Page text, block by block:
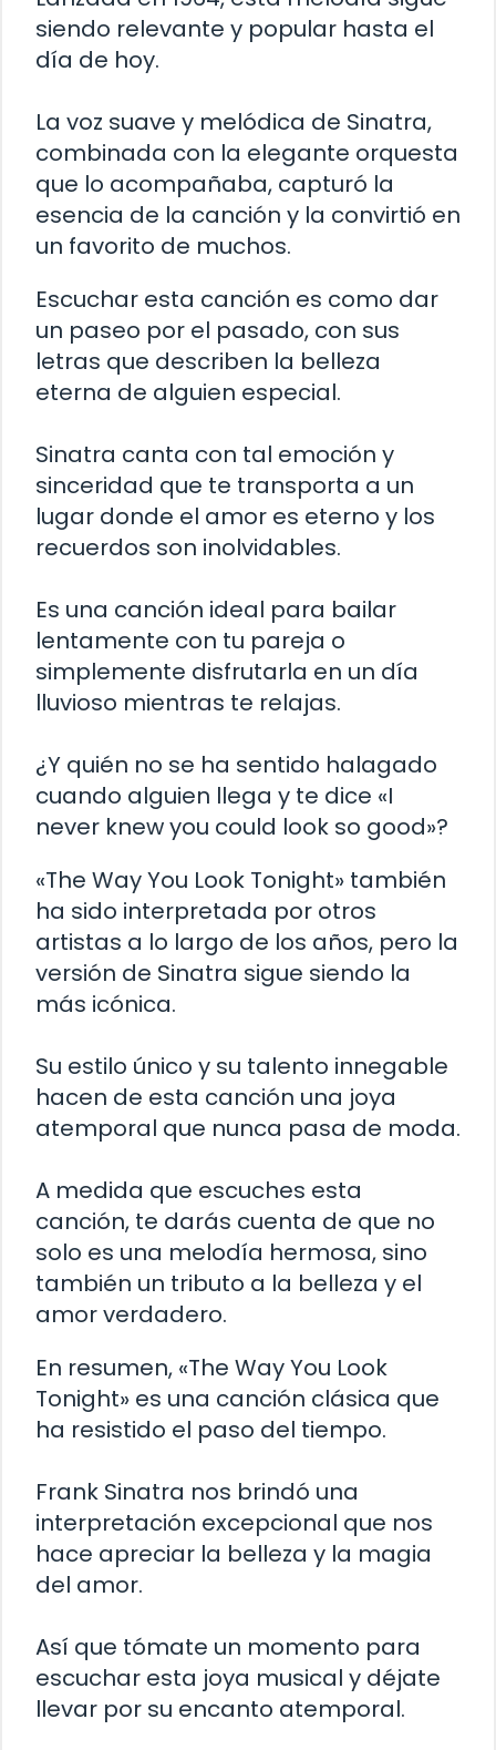
siendo relevante y popular hasta el
día de hoy.
La voz suave y melódica de Sinatra,
combinada con la elegante orquesta
que lo acompañaba, capturó la
esencia de la canción y la convirtió en
un favorito de muchos.
Escuchar esta canción es como dar
un paseo por el pasado, con sus
letras que describen la belleza
eterna de alguien especial.
Sinatra canta con tal emoción y
sinceridad que te transporta a un
lugar donde el amor es eterno y los
recuerdos son inolvidables.
Es una canción ideal para bailar
lentamente con tu pareja o
simplemente disfrutarla en un día
lluvioso mientras te relajas.
¿Y quién no se ha sentido halagado
cuando alguien llega y te dice «I
never knew you could look so good»?
«The Way You Look Tonight» también
ha sido interpretada por otros
artistas a lo largo de los años, pero la
versión de Sinatra sigue siendo la
más icónica.
Su estilo único y su talento innegable
hacen de esta canción una joya
atemporal que nunca pasa de moda.
A medida que escuches esta
canción, te darás cuenta de que no
solo es una melodía hermosa, sino
también un tributo a la belleza y el
amor verdadero.
En resumen, «The Way You Look
Tonight» es una canción clásica que
ha resistido el paso del tiempo.
Frank Sinatra nos brindó una
interpretación excepcional que nos
hace apreciar la belleza y la magia
del amor.
Así que tómate un momento para
escuchar esta joya musical y déjate
llevar por su encanto atemporal.